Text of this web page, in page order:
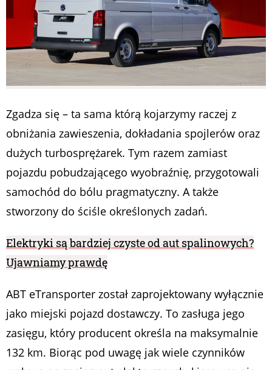
Zgadza się – ta sama którą kojarzymy raczej z
obniżania zawieszenia, dokładania spojlerów oraz
dużych turbosprężarek. Tym razem zamiast
pojazdu pobudzającego wyobraźnię, przygotowali
samochód do bólu pragmatyczny. A także
stworzony do ściśle określonych zadań.
Elektryki są bardziej czyste od aut spalinowych?
Ujawniamy prawdę
ABT eTransporter został zaprojektowany wyłącznie
jako miejski pojazd dostawczy. To zasługa jego
zasięgu, który producent określa na maksymalnie
132 km. Biorąc pod uwagę jak wiele czynników